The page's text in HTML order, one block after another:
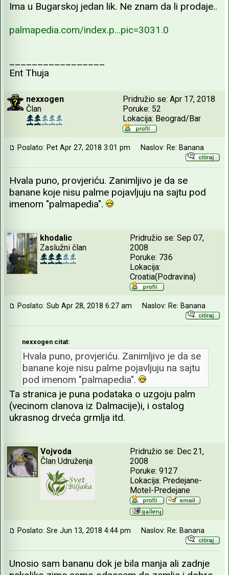
Ima u Bugarskoj jedan lik. Ne znam da li prodaje..
palmapedia.com/index.p...pic=3031.0
_________________
Ent Thuja
nexxogen
Član
Pridružio se: Apr 17, 2018
Poruke: 52
Lokacija: Beograd/Bar
Poslato: Pet Apr 27, 2018 3:01 pm Naslov: Re: Banana
Hvala puno, provjeriću. Zanimljivo je da se
banane koje nisu palme pojavljuju na sajtu pod
imenom "palmapedia".
khodalic
Zaslužni član
Pridružio se: Sep 07,
2008
Poruke: 736
Lokacija:
Croatia(Podravina)
Poslato: Sub Apr 28, 2018 6:27 am Naslov: Re: Banana
nexxogen citat:
Hvala puno, provjeriću. Zanimljivo je da se
banane koje nisu palme pojavljuju na sajtu
pod imenom "palmapedia".
Ta stranica je puna podataka o uzgoju palm
(vecinom clanova iz Dalmacije)i, i ostalog
ukrasnog drveća grmlja itd.
Vojvoda
Član Udruženja
Pridružio se: Dec 21,
2008
Poruke: 9127
Lokacija: Predejane-
Motel-Predejane
Poslato: Sre Jun 13, 2018 4:44 pm Naslov: Re: Banana
Unosio sam bananu dok je bila manja ali zadnje